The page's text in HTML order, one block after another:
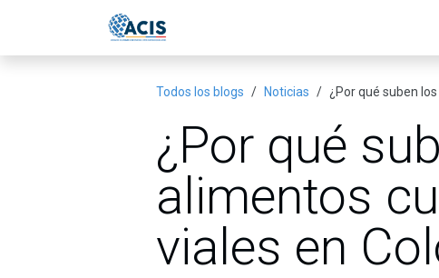
Todos los blogs Noticias ¿Por qué suben
¿Por qué
alimentos
viales en